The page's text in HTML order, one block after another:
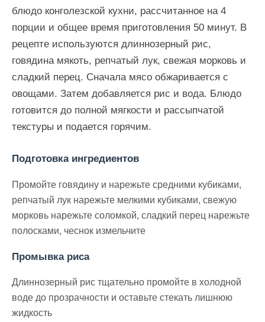
блюдо конголезской кухни, рассчитанное на 4
порции и общее время приготовления 50 минут. В
рецепте используются длиннозерный рис,
говядина мякоть, репчатый лук, свежая морковь и
сладкий перец. Сначала мясо обжаривается с
овощами. Затем добавляется рис и вода. Блюдо
готовится до полной мягкости и рассыпчатой
текстуры и подается горячим.
Подготовка ингредиентов
Промойте говядину и нарежьте средними кубиками,
репчатый лук нарежьте мелкими кубиками, свежую
морковь нарежьте соломкой, сладкий перец нарежьте
полосками, чеснок измельчите
Промывка риса
Длиннозерный рис тщательно промойте в холодной
воде до прозрачности и оставьте стекать лишнюю
жидкость